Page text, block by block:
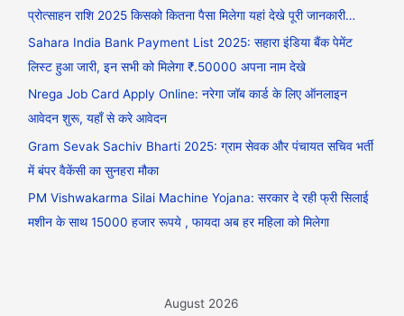
प्रोत्साहन राशि 2025 किसको कितना पैसा मिलेगा यहां देखे पूरी जानकारी…
Sahara India Bank Payment List 2025: सहारा इंडिया बैंक पेमेंट
लिस्ट हुआ जारी, इन सभी को मिलेगा ₹.50000 अपना नाम देखे
Nrega Job Card Apply Online: नरेगा जॉब कार्ड के लिए ऑनलाइन
आवेदन शुरू, यहाँ से करे आवेदन
Gram Sevak Sachiv Bharti 2025: ग्राम सेवक और पंचायत सचिव भर्ती
में बंपर वैकेंसी का सुनहरा मौका
PM Vishwakarma Silai Machine Yojana: सरकार दे रही फ्री सिलाई
मशीन के साथ 15000 हजार रूपये , फायदा अब हर महिला को मिलेगा
August 2026